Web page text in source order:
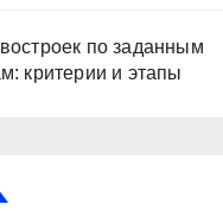
по заданным
критерии и этапы